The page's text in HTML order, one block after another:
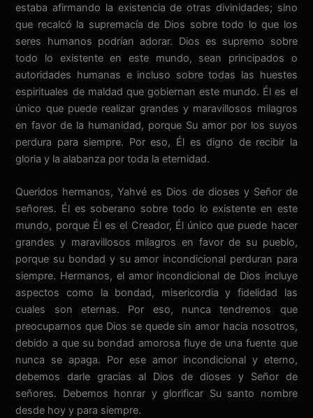
estaba afirmando la existencia de otras divinidades; sino
que recalcó la supremacía de Dios sobre todo lo que los
seres humanos podrían adorar. Dios es supremo sobre
todo lo existente en este mundo, sean principados o
autoridades humanas e incluso sobre todas las huestes
espirituales de maldad que gobiernan este mundo. Él es el
único que puede realizar grandes y maravillosos milagros
en favor de la humanidad, porque Su amor por los suyos
perdura para siempre. Por eso, Él es digno de recibir la
gloria y la alabanza por toda la eternidad.
Queridos hermanos, Yahvé es Dios de dioses y Señor de
señores. Él es soberano sobre todo lo existente en este
mundo, porque Él es el Creador, Él único que puede hacer
grandes y maravillosos milagros en favor de su pueblo,
porque su bondad y su amor incondicional perduran para
siempre. Hermanos, el amor incondicional de Dios incluye
aspectos como la bondad, misericordia y fidelidad las
cuales son eternas. Por eso, nunca tendremos que
preocuparnos que Dios se quede sin amor hacia nosotros,
debido a que su bondad amorosa fluye de una fuente que
nunca se apaga. Por ese amor incondicional y eterno,
debemos darle gracias al Dios de dioses y Señor de
señores. Debemos honrar y glorificar Su santo nombre
desde hoy y para siempre.